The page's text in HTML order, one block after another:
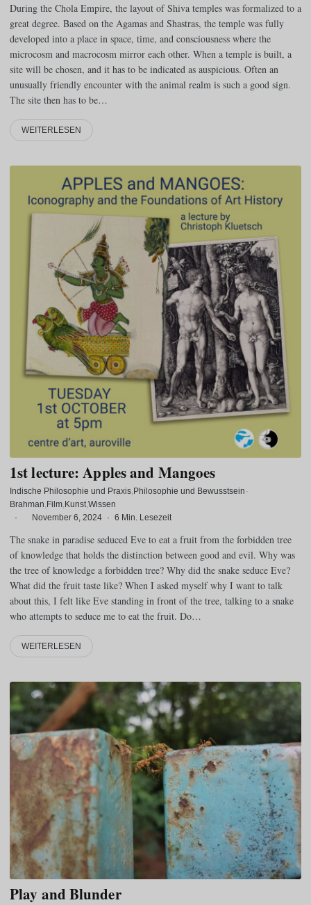
During the Chola Empire, the layout of Shiva temples was formalized to a
great degree. Based on the Agamas and Shastras, the temple was fully
developed into a place in space, time, and consciousness where the
microcosm and macrocosm mirror each other. When a temple is built, a
site will be chosen, and it has to be indicated as auspicious. Often an
unusually friendly encounter with the animal realm is such a good sign.
The site then has to be…
WEITERLESEN
1st lecture: Apples and Mangoes
Indische Philosophie und Praxis Philosophie und Bewusstsein ·
Brahman Film Kunst Wissen
·
November 6, 2024 · 6 Min. Lesezeit
The snake in paradise seduced Eve to eat a fruit from the forbidden tree
of knowledge that holds the distinction between good and evil. Why was
the tree of knowledge a forbidden tree? Why did the snake seduce Eve?
What did the fruit taste like? When I asked myself why I want to talk
about this, I felt like Eve standing in front of the tree, talking to a snake
who attempts to seduce me to eat the fruit. Do…
WEITERLESEN
Play and Blunder